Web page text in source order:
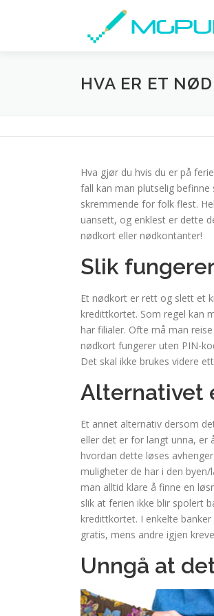
HVA ER ET
Hva gjør du hvis du er på
fall kan man plutselig
skremmende for folk flest.
uansett, og enklest er dette
nødkort eller nødkontanter!
Slik
Et nødkort er rett og slett et
kredittkortet. Som regel kan
har filialer. Ofte må man
nødkort fungerer uten PIN-
Det skal ikke brukes videre
Alternativet
Et annet alternativ dersom
eller det er for langt unna, er
hvordan dette løses
muligheter de har i den
man alltid klare å finne en
slik at ferien ikke blir spolert
kredittkortet. I enkelte
gratis, mens andre igjen
Unngå at